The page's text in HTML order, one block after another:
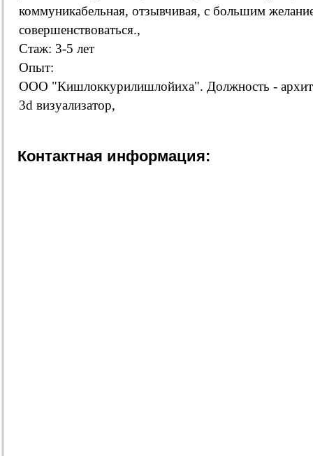
коммуникабельная, отзывчивая, с большим
совершенствоваться.,
Стаж: 3-5 лет
Опыт:
ООО "Кишлоккурилишлойиха". Должность -
3d визуализатор,
Контактная информация: